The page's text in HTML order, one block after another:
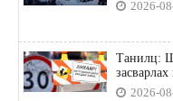
2026-
Танилц:
2026-